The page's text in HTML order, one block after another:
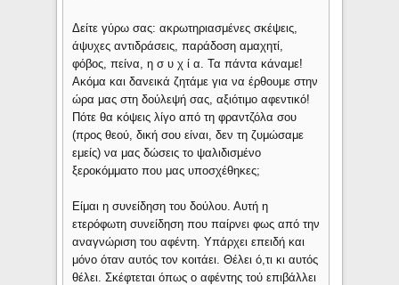
Δείτε γύρω σας: ακρωτηριασμένες σκέψεις,
άψυχες αντιδράσεις, παράδοση αμαχητί,
φόβος, πείνα, η σ υ χ ί α. Τα πάντα κάναμε!
Ακόμα και δανεικά ζητάμε για να έρθουμε στην
ώρα μας στη δούλεψή σας, αξιότιμο αφεντικό!
Πότε θα κόψεις λίγο από τη φραντζόλα σου
(προς θεού, δική σου είναι, δεν τη ζυμώσαμε
εμείς) να μας δώσεις το ψαλιδισμένο
ξεροκόμματο που μας υποσχέθηκες;
Είμαι η συνείδηση του δούλου. Αυτή η
ετερόφωτη συνείδηση που παίρνει φως από την
αναγνώριση του αφέντη. Υπάρχει επειδή και
μόνο όταν αυτός τον κοιτάει. Θέλει ό,τι κι αυτός
θέλει. Σκέφτεται όπως ο αφέντης τού επιβάλλει